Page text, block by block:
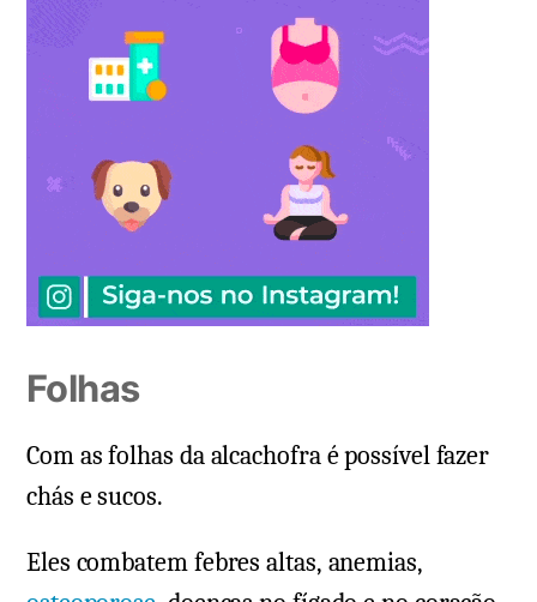
Folhas
Com as folhas da alcachofra é possível fazer
chás e sucos.
Eles combatem febres altas, anemias,